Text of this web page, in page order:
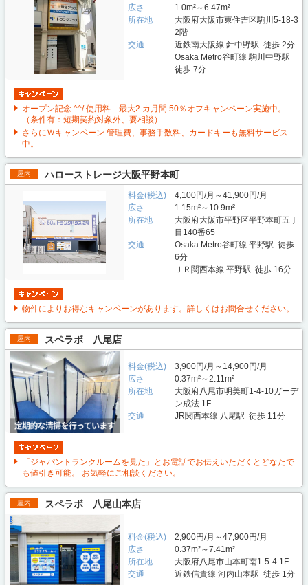
広さ
1.0m²～6.47m²
所在地
大阪府大阪市東住吉区駒川5-18-3
2階
交通
近鉄南大阪線 針中野駅 徒歩 2分
Osaka Metro谷町線 駒川中野駅
徒歩 7分
オープン記念 ^^/ 使用料 最大2 カ月間 50％オフキャンペーン実施中。
（条件有：短期契約対象外、要相談）
さらにＷキャンペーン 管理費、事務手数料、カードキーも無料サービス
中。
屋内 ハローストレージ大阪平野本町
料金(税込)
4,100円/月～41,900円/月
広さ
1.15m²～10.9m²
所在地
大阪府大阪市平野区平野本町五丁
目140番65
交通
Osaka Metro谷町線 平野駅 徒歩
6分
ＪＲ関西本線 平野駅 徒歩 16分
物件によりお得なキャンペーンがあります。詳しくはお問合せください。
屋内 スペラボ 八尾店
料金(税込)
3,900円/月～14,900円/月
広さ
0.37m²～2.11m²
所在地
大阪府八尾市明美町1-4-10ガーデ
ン成法 1F
交通
JR関西本線 八尾駅 徒歩 11分
「ジャパントランクルームを見た」とお電話でお伝えいただくとどなたで
も値引き可能。 お気軽にご相談ください。
屋内 スペラボ 八尾山本店
料金(税込)
2,900円/月～47,900円/月
広さ
0.37m²～7.41m²
所在地
大阪府八尾市山本町南1-5-4 1F
交通
近鉄信貴線 河内山本駅 徒歩 1分